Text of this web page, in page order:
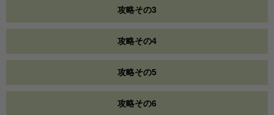
攻略その3
攻略その4
攻略その5
攻略その6